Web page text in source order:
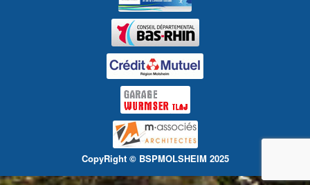
CopyRight © BSPMOLSHEIM 2025